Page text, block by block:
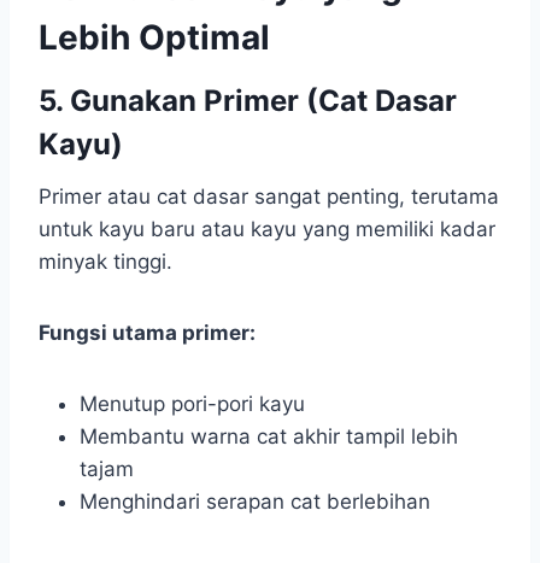
Lebih Optimal
5. Gunakan Primer (Cat Dasar
Kayu)
Primer atau cat dasar sangat penting, terutama
untuk kayu baru atau kayu yang memiliki kadar
minyak tinggi.
Fungsi utama primer:
Menutup pori-pori kayu
Membantu warna cat akhir tampil lebih
tajam
Menghindari serapan cat berlebihan